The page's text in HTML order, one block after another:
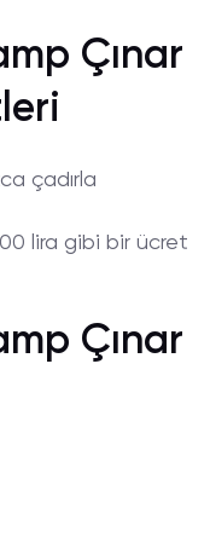
Çınar
çadırla
lira gibi bir ücret
Çınar